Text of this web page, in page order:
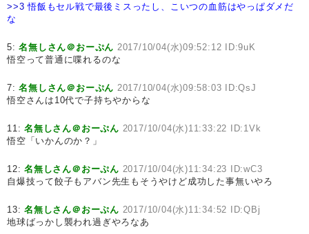
>>3 悟飯もセル戦で最後ミスったし、こいつの血筋はやっぱダメだ
な
5:名無しさん＠おーぷん 2017/10/04(水)09:52:12 ID:9uK
悟空って普通に喋れるのな
7:名無しさん＠おーぷん 2017/10/04(水)09:58:03 ID:QsJ
悟空さんは10代で子持ちやからな
11:名無しさん＠おーぷん 2017/10/04(水)11:33:22 ID:1Vk
悟空「いかんのか？」
12:名無しさん＠おーぷん 2017/10/04(水)11:34:23 ID:wC3
自爆技って餃子もアバン先生もそうやけど成功した事無いやろ
13:名無しさん＠おーぷん 2017/10/04(水)11:34:52 ID:QBj
地球ばっかし襲われ過ぎやろなあ